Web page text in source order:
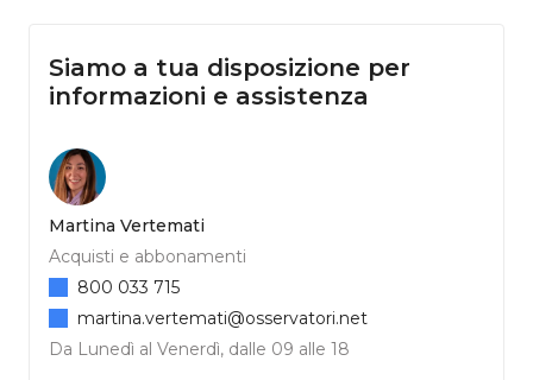
Siamo a tua disposizione per
informazioni e assistenza
Martina Vertemati
Acquisti e abbonamenti
Da Lunedì al Venerdì, dalle 09 alle 18
800 033 715
martina.vertemati@osservatori.net